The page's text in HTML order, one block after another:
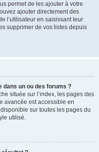
permet de les ajouter à votre
ajouter directement des
l’utilisateur en saisissant leur
supprimer de vos listes depuis
dans un ou des forums ?
située sur l’index, les pages des
avancée est accessible en
sur toutes les pages du
utilisé.